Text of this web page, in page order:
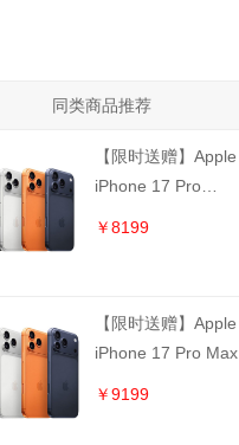
同类商品推荐
【限时送赠】Apple
iPhone 17 Pro
￥8199
【限时送赠】Apple
iPhone 17 Pro Max
￥9199